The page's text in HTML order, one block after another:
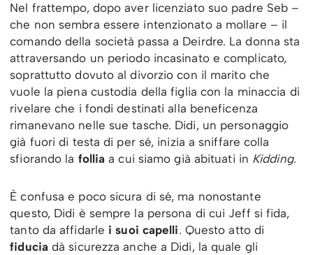
Nel frattempo, dopo aver licenziato suo padre Seb –
che non sembra essere intenzionato a mollare – il
comando della società passa a Deirdre. La donna sta
attraversando un periodo incasinato e complicato,
soprattutto dovuto al divorzio con il marito che
vuole la piena custodia della figlia con la minaccia di
rivelare che i fondi destinati alla beneficenza
rimanevano nelle sue tasche. Didi, un personaggio
già fuori di testa di per sé, inizia a sniffare colla
sfiorando la follia a cui siamo già abituati in Kidding.
È confusa e poco sicura di sé, ma nonostante
questo, Didi è sempre la persona di cui Jeff si fida,
tanto da affidarle i suoi capelli. Questo atto di
fiduciadà sicurezza anche a Didi, la quale gli